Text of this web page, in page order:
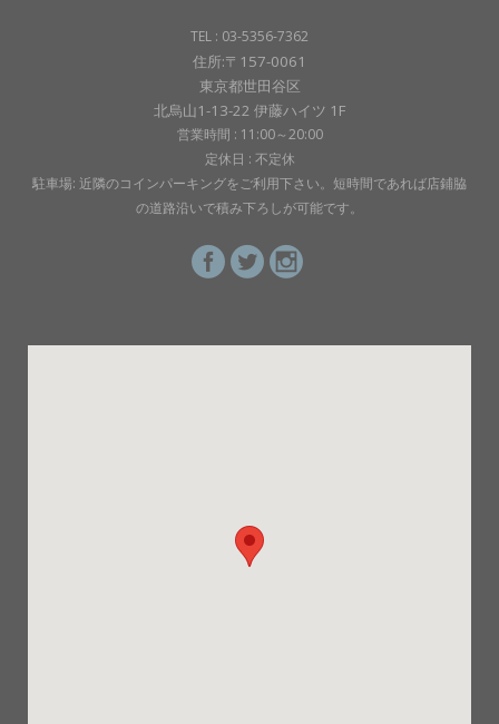
TEL : 03-5356-7362
住所:〒157-0061
東京都世田谷区
北烏山1-13-22 伊藤ハイツ 1F
営業時間 : 11:00～20:00
定休日 : 不定休
駐車場: 近隣のコインパーキングをご利用下さい。短時間であれば店鋪脇
の道路沿いで積み下ろしが可能です。